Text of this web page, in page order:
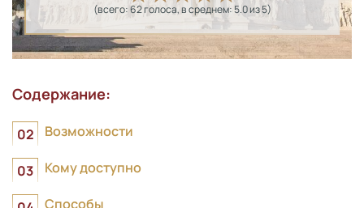
(всего:62голоса, в среднем:5.0из 5)
Содержание:
Возможности
Кому доступно
Способы